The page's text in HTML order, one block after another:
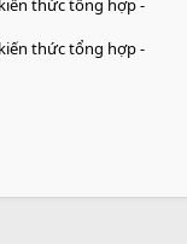
thức tổng hợp -
thức tổng hợp -